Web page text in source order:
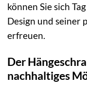
können Sie sich
Design und seiner
erfreuen.
Der
nachhaltiges